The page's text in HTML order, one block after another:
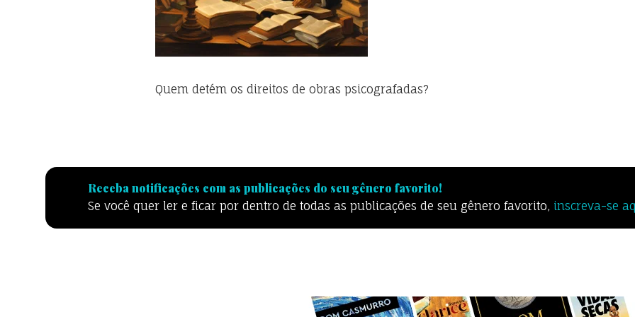
Quem detém os direitos de obras psicografadas?
Receba notificações com as publicações do seu gênero favorito!
Se você quer ler e ficar por dentro de todas as publicações de seu gênero favorito, inscreva-se